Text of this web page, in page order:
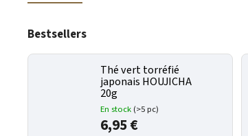
Bestsellers
Thé vert torréfié
japonais HOUJICHA
20g
En stock (>5 pc)
6,95 €